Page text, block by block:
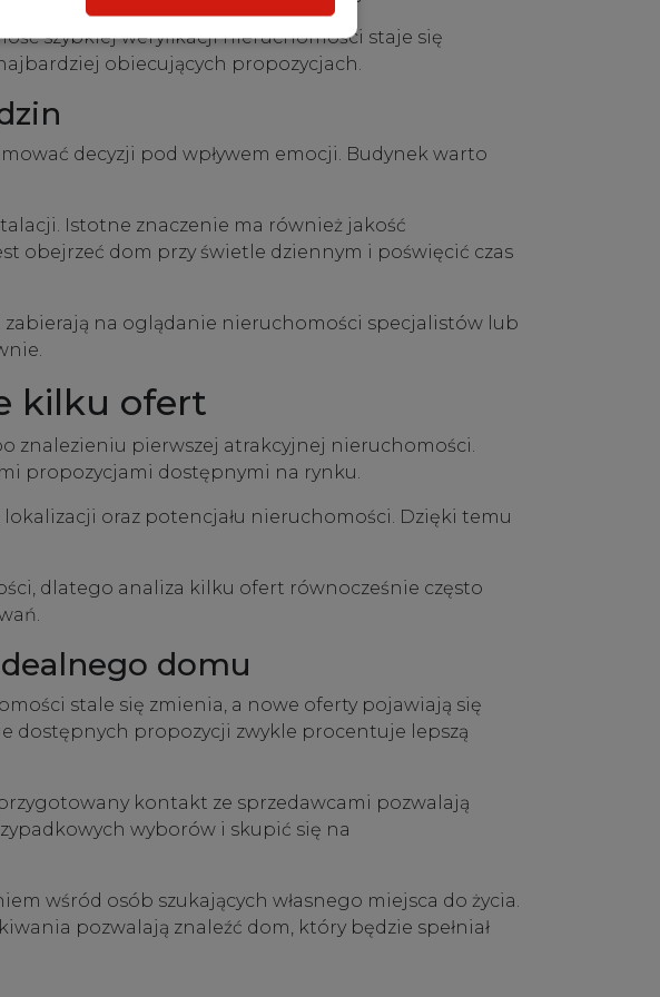
szybkiej weryfikacji nieruchomości staje się
obiecujących propozycjach.
decyzji pod wpływem emocji. Budynek warto
Istotne znaczenie ma również jakość
obejrzeć dom przy świetle dziennym i poświęcić czas
zabierają na oglądanie nieruchomości specjalistów lub
kilku ofert
znalezieniu pierwszej atrakcyjnej nieruchomości.
propozycjami dostępnymi na rynku.
oraz potencjału nieruchomości. Dzięki temu
dlatego analiza kilku ofert równocześnie często
domu
stale się zmienia, a nowe oferty pojawiają się
dostępnych propozycji zwykle procentuje lepszą
kontakt ze sprzedawcami pozwalają
wyborów i skupić się na
wśród osób szukających własnego miejsca do życia.
pozwalają znaleźć dom, który będzie spełniał